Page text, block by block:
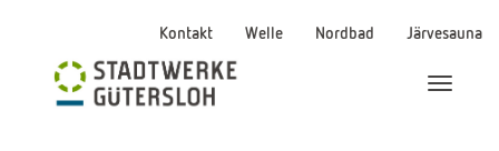
Kontakt Welle Nordbad Järvesauna
Menü